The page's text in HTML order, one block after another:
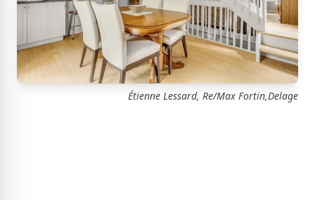
Étienne Lessard, Re/Max Fortin,Delage